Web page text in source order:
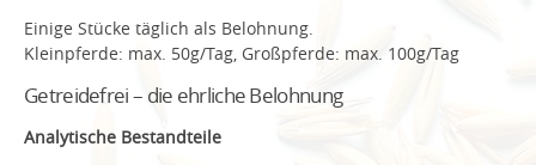
Einige Stücke täglich als Belohnung.
Kleinpferde: max. 50g/Tag, Großpferde: max. 100g/Tag
Getreidefrei – die ehrliche Belohnung
Analytische Bestandteile